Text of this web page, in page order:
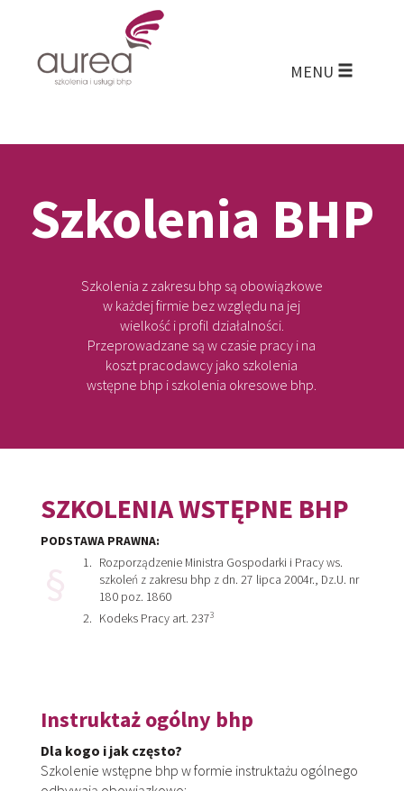
MENU
Szkolenia BHP
Szkolenia z zakresu bhp są obowiązkowe
w każdej firmie bez względu na jej
wielkość i profil działalności.
Przeprowadzane są w czasie pracy i na
koszt pracodawcy jako szkolenia
wstępne bhp i szkolenia okresowe bhp.
SZKOLENIA WSTĘPNE BHP
PODSTAWA PRAWNA:
Rozporządzenie Ministra Gospodarki i Pracy ws.
szkoleń z zakresu bhp z dn. 27 lipca 2004r., Dz.U. nr
180 poz. 1860
Kodeks Pracy art. 2373
Instruktaż ogólny bhp
Dla kogo i jak często?
Szkolenie wstępne bhp w formie instruktażu ogólnego